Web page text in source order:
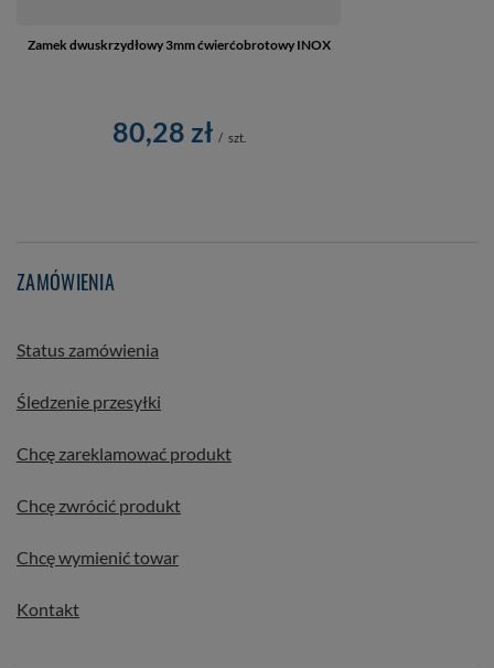
Zamek dwuskrzydłowy 3mm ćwierćobrotowy INOX
80,28 zł / szt.
ZAMÓWIENIA
Status zamówienia
Śledzenie przesyłki
Chcę zareklamować produkt
Chcę zwrócić produkt
Chcę wymienić towar
Kontakt